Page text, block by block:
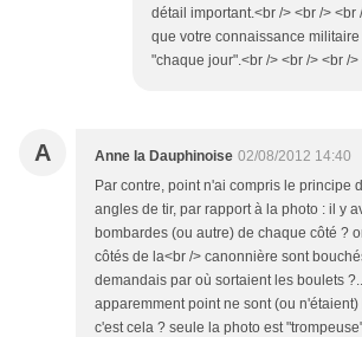
détail important.<br /> <br />
que votre connaissance
"chaque jour".<br /> <br /> <br />
A Anne la Dauphinoise 02/08/2012 14:40
Par contre, point n'ai compris le principe
angles de tir, par rapport à la photo : il y
bombardes (ou autre) de chaque côté ?
côtés de la<br /> canonnière sont
demandais par où sortaient les boulets
apparemment point ne sont (ou
c'est cela ? seule la photo est